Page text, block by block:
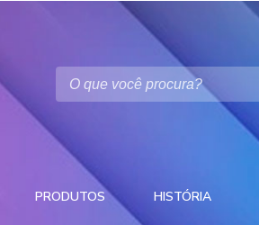
PRODUTOS HISTÓRIA